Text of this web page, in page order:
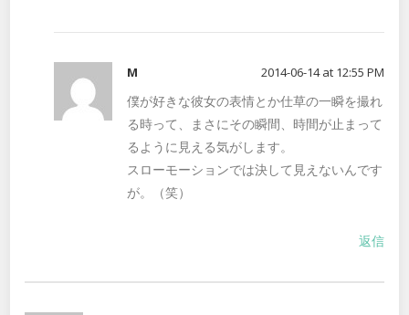
M 2014-06-14 at 12:55 PM
僕が好きな彼女の表情とか仕草の一瞬を撮れ
る時って、まさにその瞬間、時間が止まって
るように見える気がします。
スローモーションでは決して見えないんです
が。（笑）
返信